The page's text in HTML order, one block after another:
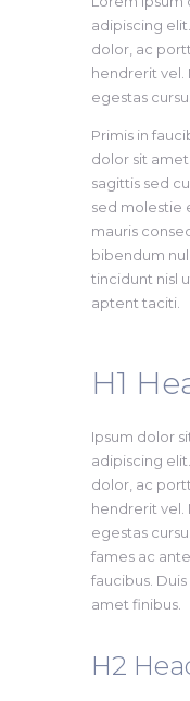
Contacto
adipiscing
dolor, ac
hendrerit vel.
egestas
Primis in
dolor sit
sagittis sed
sed molestie
mauris
bibendum
tincidunt nisl
aptent taciti.
H1
Ipsum dolor
adipiscing
dolor, ac
hendrerit vel.
egestas
fames ac
faucibus.
amet finibus.
H2